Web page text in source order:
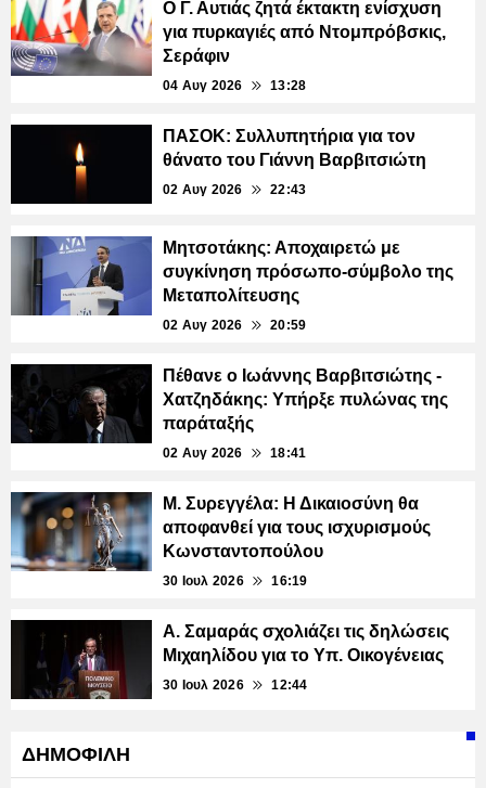
Ο Γ. Αυτιάς ζητά έκτακτη ενίσχυση
για πυρκαγιές από Ντομπρόβσκις,
Σεράφιν
04 Αυγ 2026 13:28
ΠΑΣΟΚ: Συλλυπητήρια για τον
θάνατο του Γιάννη Βαρβιτσιώτη
02 Αυγ 2026 22:43
Μητσοτάκης: Αποχαιρετώ με
συγκίνηση πρόσωπο-σύμβολο της
Μεταπολίτευσης
02 Αυγ 2026 20:59
Πέθανε ο Ιωάννης Βαρβιτσιώτης -
Χατζηδάκης: Yπήρξε πυλώνας της
παράταξής
02 Αυγ 2026 18:41
Μ. Συρεγγέλα: Η Δικαιοσύνη θα
αποφανθεί για τους ισχυρισμούς
Κωνσταντοπούλου
30 Ιουλ 2026 16:19
Α. Σαμαράς σχολιάζει τις δηλώσεις
Μιχαηλίδου για το Υπ. Οικογένειας
30 Ιουλ 2026 12:44
ΔΗΜΟΦΙΛΗ